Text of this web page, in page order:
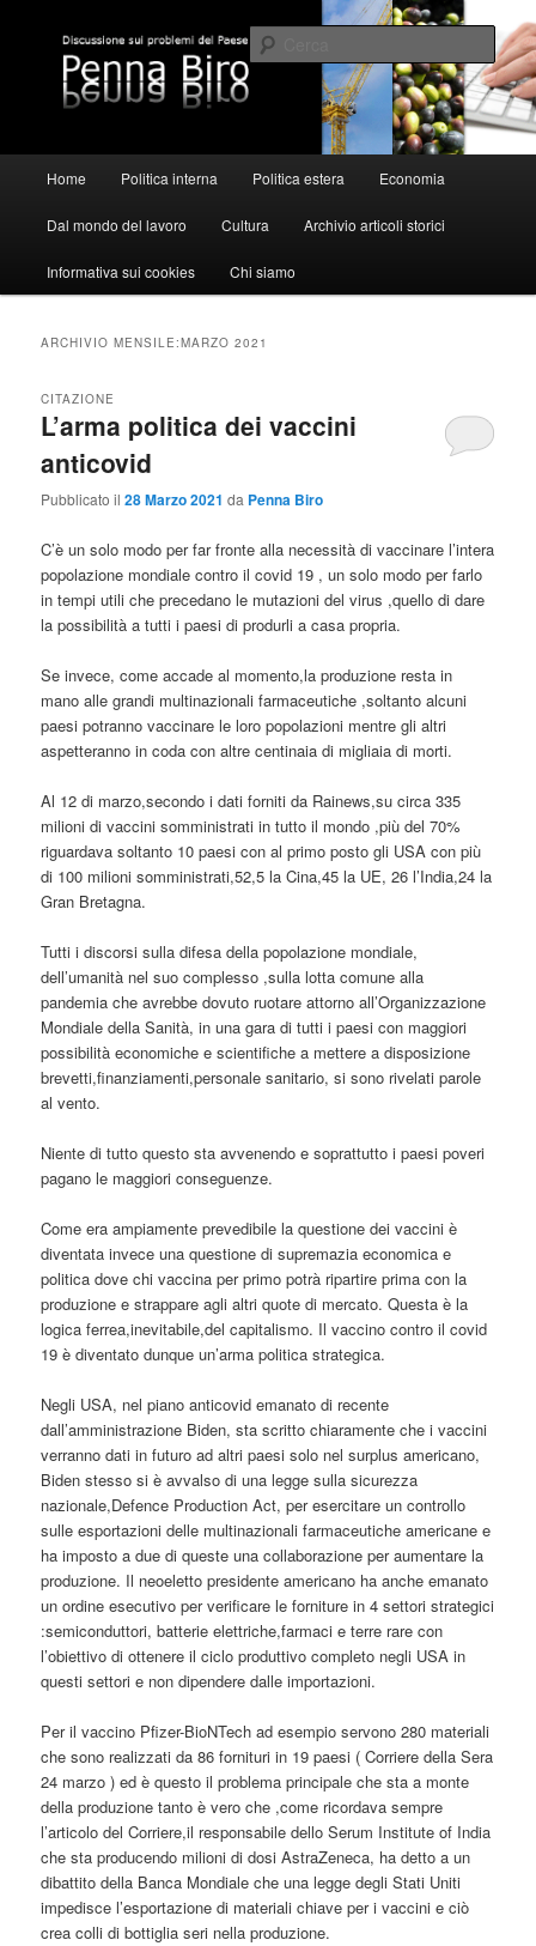
contenuto
principale
contenuto
secondarioPennabiro
Cerca
principale
Home Politica interna Politica estera Economia
Dal mondo del lavoro Cultura Archivio articoli storici
Informativa sui cookies Chi siamo
ARCHIVIO MENSILE:MARZO 2021
L’arma politica dei vaccini
anticovid
CITAZIONE
Pubblicato il28 Marzo 2021 da Penna Biro
C’è un solo modo per far fronte alla necessità di vaccinare l’intera
popolazione mondiale contro il covid 19 , un solo modo per farlo
in tempi utili che precedano le mutazioni del virus ,quello di dare
la possibilità a tutti i paesi di produrli a casa propria.
Se invece, come accade al momento,la produzione resta in
mano alle grandi multinazionali farmaceutiche ,soltanto alcuni
paesi potranno vaccinare le loro popolazioni mentre gli altri
aspetteranno in coda con altre centinaia di migliaia di morti.
Al 12 di marzo,secondo i dati forniti da Rainews,su circa 335
milioni di vaccini somministrati in tutto il mondo ,più del 70%
riguardava soltanto 10 paesi con al primo posto gli USA con più
di 100 milioni somministrati,52,5 la Cina,45 la UE, 26 l’India,24 la
Gran Bretagna.
Tutti i discorsi sulla difesa della popolazione mondiale,
dell’umanità nel suo complesso ,sulla lotta comune alla
pandemia che avrebbe dovuto ruotare attorno all’Organizzazione
Mondiale della Sanità, in una gara di tutti i paesi con maggiori
possibilità economiche e scientifiche a mettere a disposizione
brevetti,finanziamenti,personale sanitario, si sono rivelati parole
al vento.
Niente di tutto questo sta avvenendo e soprattutto i paesi poveri
pagano le maggiori conseguenze.
Come era ampiamente prevedibile la questione dei vaccini è
diventata invece una questione di supremazia economica e
politica dove chi vaccina per primo potrà ripartire prima con la
produzione e strappare agli altri quote di mercato. Questa è la
logica ferrea,inevitabile,del capitalismo. Il vaccino contro il covid
19 è diventato dunque un’arma politica strategica.
Negli USA, nel piano anticovid emanato di recente
dall’amministrazione Biden, sta scritto chiaramente che i vaccini
verranno dati in futuro ad altri paesi solo nel surplus americano,
Biden stesso si è avvalso di una legge sulla sicurezza
nazionale,Defence Production Act, per esercitare un controllo
sulle esportazioni delle multinazionali farmaceutiche americane e
ha imposto a due di queste una collaborazione per aumentare la
produzione. Il neoeletto presidente americano ha anche emanato
un ordine esecutivo per verificare le forniture in 4 settori strategici
:semiconduttori, batterie elettriche,farmaci e terre rare con
l’obiettivo di ottenere il ciclo produttivo completo negli USA in
questi settori e non dipendere dalle importazioni.
Per il vaccino Pfizer-BioNTech ad esempio servono 280 materiali
che sono realizzati da 86 fornituri in 19 paesi ( Corriere della Sera
24 marzo ) ed è questo il problema principale che sta a monte
della produzione tanto è vero che ,come ricordava sempre
l’articolo del Corriere,il responsabile dello Serum Institute of India
che sta producendo milioni di dosi AstraZeneca, ha detto a un
dibattito della Banca Mondiale che una legge degli Stati Uniti
impedisce l’esportazione di materiali chiave per i vaccini e ciò
crea colli di bottiglia seri nella produzione.